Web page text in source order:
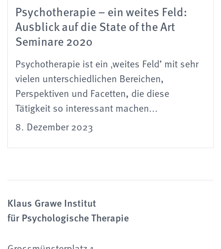
Psychotherapie – ein weites Feld:
Ausblick auf die State of the Art
Seminare 2020
Psychotherapie ist ein ‚weites Feld’ mit sehr
vielen unterschiedlichen Bereichen,
Perspektiven und Facetten, die diese
Tätigkeit so interessant machen...
8. Dezember 2023
Klaus Grawe Institut
für Psychologische Therapie